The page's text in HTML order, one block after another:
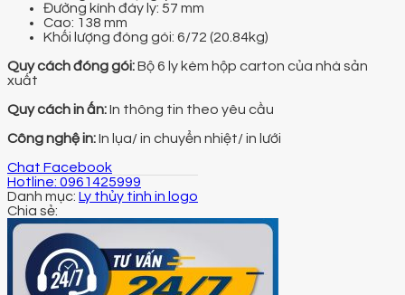
Đường kính đáy ly: 57 mm
Cao: 138 mm
Khối lượng đóng gói: 6/72 (20.84kg)
Quy cách đóng gói:Bộ 6 ly kèm hộp carton của nhà sản
xuất
Quy cách in ấn:In thông tin theo yêu cầu
Công nghệ in:In lụa/ in chuyển nhiệt/ in lưới
Chat Facebook
Hotline: 0961425999
Danh mục: Ly thủy tinh in logo